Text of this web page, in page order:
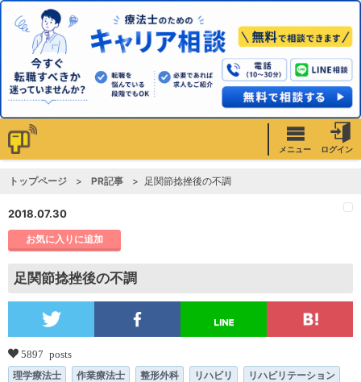
メニュー ログイン
トップページ PR記事 足関節捻挫後の不調
2018.07.30
お気に入りに追加
足関節捻挫後の不調
5897 posts
理学療法士 作業療法士 整形外科 リハビリ リハビリテーション